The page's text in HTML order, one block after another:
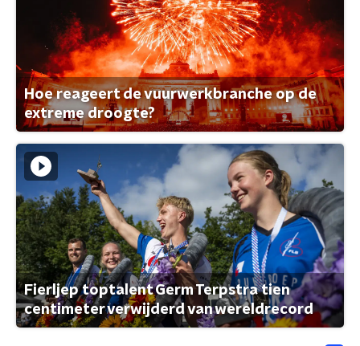
Hoe reageert de vuurwerkbranche op de
extreme droogte?
Fierljep toptalent Germ Terpstra tien
centimeter verwijderd van wereldrecord